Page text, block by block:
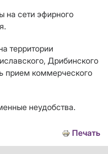
на сети эфирного
территории
Дрибинского
прием коммерческого
неудобства.
Печать